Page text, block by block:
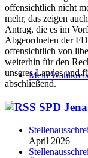
Mein Wahlkreis
offensichtlich nicht
mehr, das zeigen
Antrag, die es im
Abgeordneten der
offensichtlich von
weiterhin für den
unseres Landes und
abschließend.
SPD Jena
April 2026